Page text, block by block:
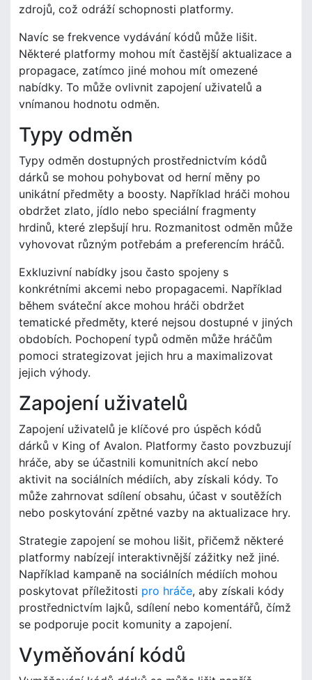
zdrojů, což odráží schopnosti platformy.
Navíc se frekvence vydávání kódů může lišit.
Některé platformy mohou mít častější aktualizace a
propagace, zatímco jiné mohou mít omezené
nabídky. To může ovlivnit zapojení uživatelů a
vnímanou hodnotu odměn.
Typy odměn
Typy odměn dostupných prostřednictvím kódů
dárků se mohou pohybovat od herní měny po
unikátní předměty a boosty. Například hráči mohou
obdržet zlato, jídlo nebo speciální fragmenty
hrdinů, které zlepšují hru. Rozmanitost odměn může
vyhovovat různým potřebám a preferencím hráčů.
Exkluzivní nabídky jsou často spojeny s
konkrétními akcemi nebo propagacemi. Například
během sváteční akce mohou hráči obdržet
tematické předměty, které nejsou dostupné v jiných
obdobích. Pochopení typů odměn může hráčům
pomoci strategizovat jejich hru a maximalizovat
jejich výhody.
Zapojení uživatelů
Zapojení uživatelů je klíčové pro úspěch kódů
dárků v King of Avalon. Platformy často povzbuzují
hráče, aby se účastnili komunitních akcí nebo
aktivit na sociálních médiích, aby získali kódy. To
může zahrnovat sdílení obsahu, účast v soutěžích
nebo poskytování zpětné vazby na aktualizace hry.
Strategie zapojení se mohou lišit, přičemž některé
platformy nabízejí interaktivnější zážitky než jiné.
Například kampaně na sociálních médiích mohou
poskytovat příležitosti pro hráče, aby získali kódy
prostřednictvím lajků, sdílení nebo komentářů, čímž
se podporuje pocit komunity a zapojení.
Vyměňování kódů